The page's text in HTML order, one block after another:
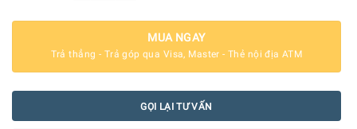
MUA NGAY
Trả thẳng - Trả góp qua Visa, Master - Thẻ nội địa ATM
GỌI LẠI TƯ VẤN